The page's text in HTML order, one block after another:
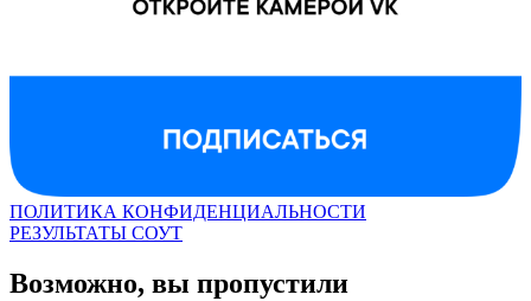
ПОЛИТИКА КОНФИДЕНЦИАЛЬНОСТИ
РЕЗУЛЬТАТЫ СОУТ
Возможно, вы пропустили